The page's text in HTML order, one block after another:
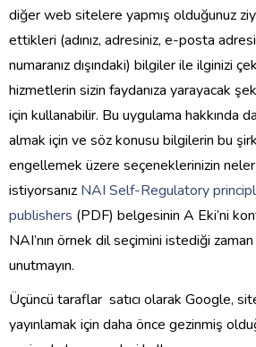
diğer web sitelere yapmış olduğunuz
ettikleri (adınız, adresiniz, e-posta
numaranız dışındaki) bilgiler ile ilginizi
hizmetlerin sizin faydanıza yarayacak
için kullanabilir. Bu uygulama hakkında
almak için ve söz konusu bilgilerin bu
engellemek üzere seçeneklerinizin
istiyorsanız NAI Self-Regulatory
publishers (PDF) belgesinin A Eki’ni
NAI’nın örnek dil seçimini istediği
unutmayın.
Üçüncü taraflar satıcı olarak Google,
yayınlamak için daha önce gezinmiş